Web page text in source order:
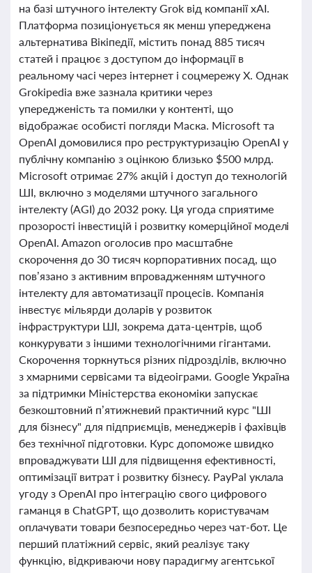
на базі штучного інтелекту Grok від компанії xAI.
Платформа позиціонується як менш упереджена
альтернатива Вікіпедії, містить понад 885 тисяч
статей і працює з доступом до інформації в
реальному часі через інтернет і соцмережу X. Однак
Grokipedia вже зазнала критики через
упередженість та помилки у контенті, що
відображає особисті погляди Маска. Microsoft та
OpenAI домовилися про реструктуризацію OpenAI у
публічну компанію з оцінкою близько $500 млрд.
Microsoft отримає 27% акцій і доступ до технологій
ШІ, включно з моделями штучного загального
інтелекту (AGI) до 2032 року. Ця угода сприятиме
прозорості інвестицій і розвитку комерційної моделі
OpenAI. Amazon оголосив про масштабне
скорочення до 30 тисяч корпоративних посад, що
пов’язано з активним впровадженням штучного
інтелекту для автоматизації процесів. Компанія
інвестує мільярди доларів у розвиток
інфраструктури ШІ, зокрема дата-центрів, щоб
конкурувати з іншими технологічними гігантами.
Скорочення торкнуться різних підрозділів, включно
з хмарними сервісами та відеоіграми. Google Україна
за підтримки Міністерства економіки запускає
безкоштовний п’ятижневий практичний курс "ШІ
для бізнесу" для підприємців, менеджерів і фахівців
без технічної підготовки. Курс допоможе швидко
впроваджувати ШІ для підвищення ефективності,
оптимізації витрат і розвитку бізнесу. PayPal уклала
угоду з OpenAI про інтеграцію свого цифрового
гаманця в ChatGPT, що дозволить користувачам
оплачувати товари безпосередньо через чат-бот. Це
перший платіжний сервіс, який реалізує таку
функцію, відкриваючи нову парадигму агентської